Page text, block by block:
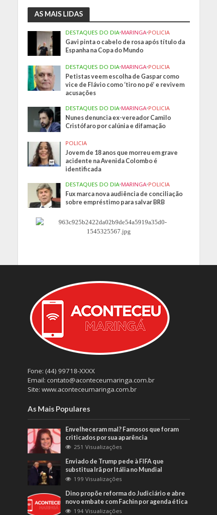
AS MAIS LIDAS
DESTAQUES DO DIA•MARINGA•POLICIA
Gavi pinta o cabelo de rosa após título da
Espanha na Copa do Mundo
DESTAQUES DO DIA•MARINGA•POLICIA
Petistas veem escolha de Gaspar como
vice de Flávio como ‘tiro no pé’ e revivem
acusações
DESTAQUES DO DIA•MARINGA•POLICIA
Nunes denuncia ex-vereador Camilo
Cristófaro por calúnia e difamação
POLICIA
Jovem de 18 anos que morreu em grave
acidente na Avenida Colombo é
identificada
DESTAQUES DO DIA•MARINGA•POLICIA
Fux marca nova audiência de conciliação
sobre empréstimo para salvar BRB
Fone: (44) 99718-XXXX
Email: contato@aconteceumaringa.com.br
Site: www.aconteceumaringa.com.br
As Mais Populares
Envelheceram mal? Famosos que foram
criticados por sua aparência
251 Visualizações
Enviado de Trump pede à FIFA que
substitua Irã por Itália no Mundial
199 Visualizações
Dino propõe reforma do Judiciário e abre
novo embate com Fachin por agenda ética
194 Visualizações